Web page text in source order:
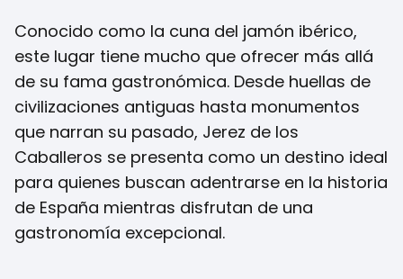
Conocido como la cuna del jamón ibérico,
este lugar tiene mucho que ofrecer más allá
de su fama gastronómica. Desde huellas de
civilizaciones antiguas hasta monumentos
que narran su pasado, Jerez de los
Caballeros se presenta como un destino ideal
para quienes buscan adentrarse en la historia
de España mientras disfrutan de una
gastronomía excepcional.